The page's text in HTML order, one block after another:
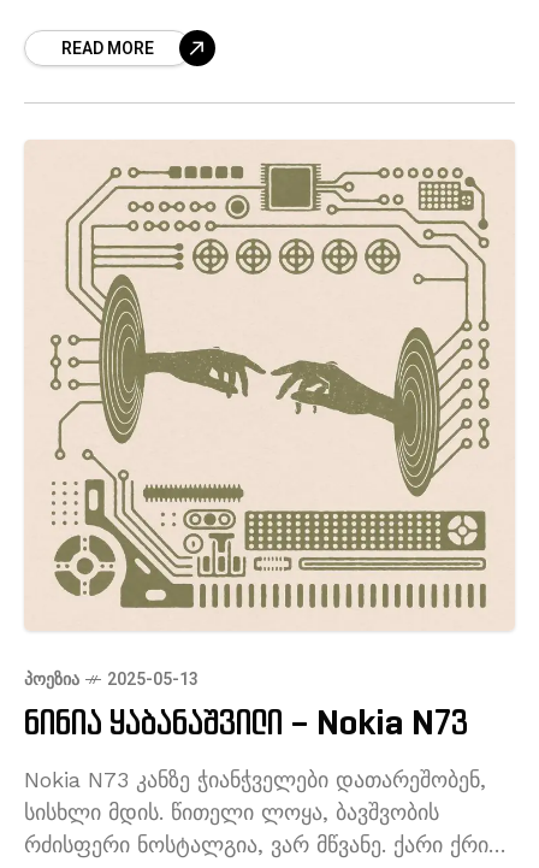
ლექსებით შეძლო პოეზიის რეფორმაცია
READ MORE
ᲞᲝᲔᲖᲘᲐ 2025-05-13
ნინია ყაბანაშვილი – Nokia N73
Nokia N73 კანზე ჭიანჭველები დათარეშობენ,
სისხლი მდის. წითელი ლოყა, ბავშვობის
რძისფერი ნოსტალგია, ვარ მწვანე. ქარი ქრის,